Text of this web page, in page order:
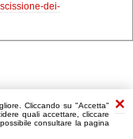
Cliccando su "Accetta"
quali accettare, cliccare
consultare la pagina
dei-